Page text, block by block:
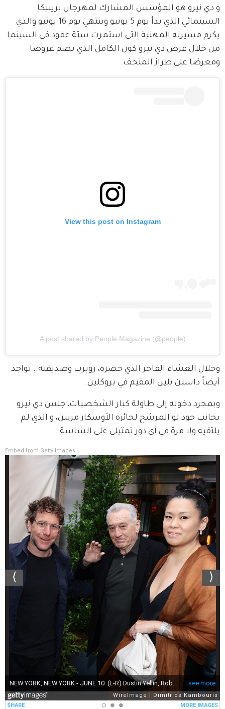
و دي نيرو هو المؤسس المشارك لمهرجان تريبيكا
السينمائي الذي بدأ يوم 5 يونيو وينتهي يوم 16 يونيو والذي
يكرم مسيرته المهنية التي استمرت ستة عقود في السينما
من خلال عرض دي نيرو كون الكامل الذي يضم عروضا
ومعرضا على طراز المتحف.
View this post on Instagram
A post shared by People Magazine (@people)
وخلال العشاء الفاخر الذي حضره، روبرت وصديقته.. تواجد
أيضاً داستن يلين المقيم في بروكلين.
وبمجرد دخوله إلى طاولة كبار الشخصيات، جلس دي نيرو
بجانب جود لو المرشح لجائزة الأوسكار مرتين، و الذي لم
يلتقيه ولا مرة في أي دور تمثيلي على الشاشة.
Embed from Getty Images